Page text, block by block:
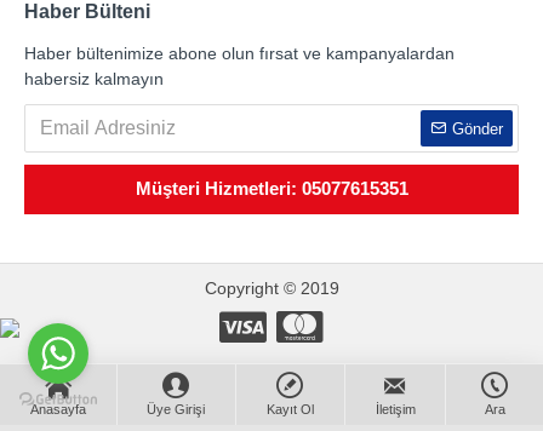
Haber Bülteni
Haber bültenimize abone olun fırsat ve kampanyalardan
habersiz kalmayın
Gönder
Müşteri Hizmetleri: 05077615351
Copyright © 2019
Anasayfa Üye Girişi Kayıt Ol İletişim Ara